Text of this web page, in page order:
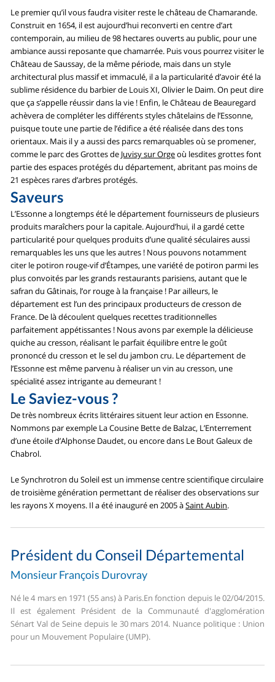
Le premier qu’il vous faudra visiter reste le château de Chamarande.
Construit en 1654, il est aujourd’hui reconverti en centre d’art
contemporain, au milieu de 98 hectares ouverts au public, pour une
ambiance aussi reposante que chamarrée. Puis vous pourrez visiter le
Château de Saussay, de la même période, mais dans un style
architectural plus massif et immaculé, il a la particularité d’avoir été la
sublime résidence du barbier de Louis XI, Olivier le Daim. On peut dire
que ça s’appelle réussir dans la vie ! Enfin, le Château de Beauregard
achèvera de compléter les différents styles châtelains de l’Essonne,
puisque toute une partie de l’édifice a été réalisée dans des tons
orientaux. Mais il y a aussi des parcs remarquables où se promener,
comme le parc des Grottes de Juvisy sur Orgeoù lesdites grottes font
partie des espaces protégés du département, abritant pas moins de
21 espèces rares d’arbres protégés.
Saveurs
L’Essonne a longtemps été le département fournisseurs de plusieurs
produits maraîchers pour la capitale. Aujourd’hui, il a gardé cette
particularité pour quelques produits d’une qualité séculaires aussi
remarquables les uns que les autres ! Nous pouvons notamment
citer le potiron rouge-vif d’Étampes, une variété de potiron parmi les
plus convoités par les grands restaurants parisiens, autant que le
safran du Gâtinais, l’or rouge à la française ! Par ailleurs, le
département est l’un des principaux producteurs de cresson de
France. De là découlent quelques recettes traditionnelles
parfaitement appétissantes ! Nous avons par exemple la délicieuse
quiche au cresson, réalisant le parfait équilibre entre le goût
prononcé du cresson et le sel du jambon cru. Le département de
l’Essonne est même parvenu à réaliser un vin au cresson, une
spécialité assez intrigante au demeurant !
Le Saviez-vous ?
De très nombreux écrits littéraires situent leur action en Essonne.
Nommons par exemple La Cousine Bette de Balzac, L’Enterrement
d’une étoile d’Alphonse Daudet, ou encore dans Le Bout Galeux de
Chabrol.
Le Synchrotron du Soleil est un immense centre scientifique circulaire
de troisième génération permettant de réaliser des observations sur
les rayons X moyens. Il a été inauguré en 2005 àSaint Aubin.
Président du Conseil Départemental
Monsieur François Durovray
Né le 4 mars en 1971 (55 ans) à Paris.En fonction depuis le 02/04/2015.
Il est également Président de la Communauté d'agglomération
Sénart Val de Seine depuis le 30 mars 2014. Nuance politique : Union
pour un Mouvement Populaire (UMP).